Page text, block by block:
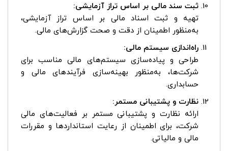
ثبت سند مالی بر اساس تراز آزمایشی:
تهیه و ثبت اسناد مالی بر اساس تراز آزمایشی،
به‌منظور اطمینان از دقت و صحت گزارش‌های مالی.
راه‌اندازی سیستم مالی:
طراحی و پیاده‌سازی سیستم‌های مالی مناسب برای
شرکت‌ها، به‌منظور بهینه‌سازی فرآیندهای مالی و
حسابداری.
نظارت و پشتیبانی مستمر:
ارائه نظارت و پشتیبانی مستمر بر فعالیت‌های مالی
شرکت، برای اطمینان از رعایت استانداردها و مقررات
مالی و مالیاتی.